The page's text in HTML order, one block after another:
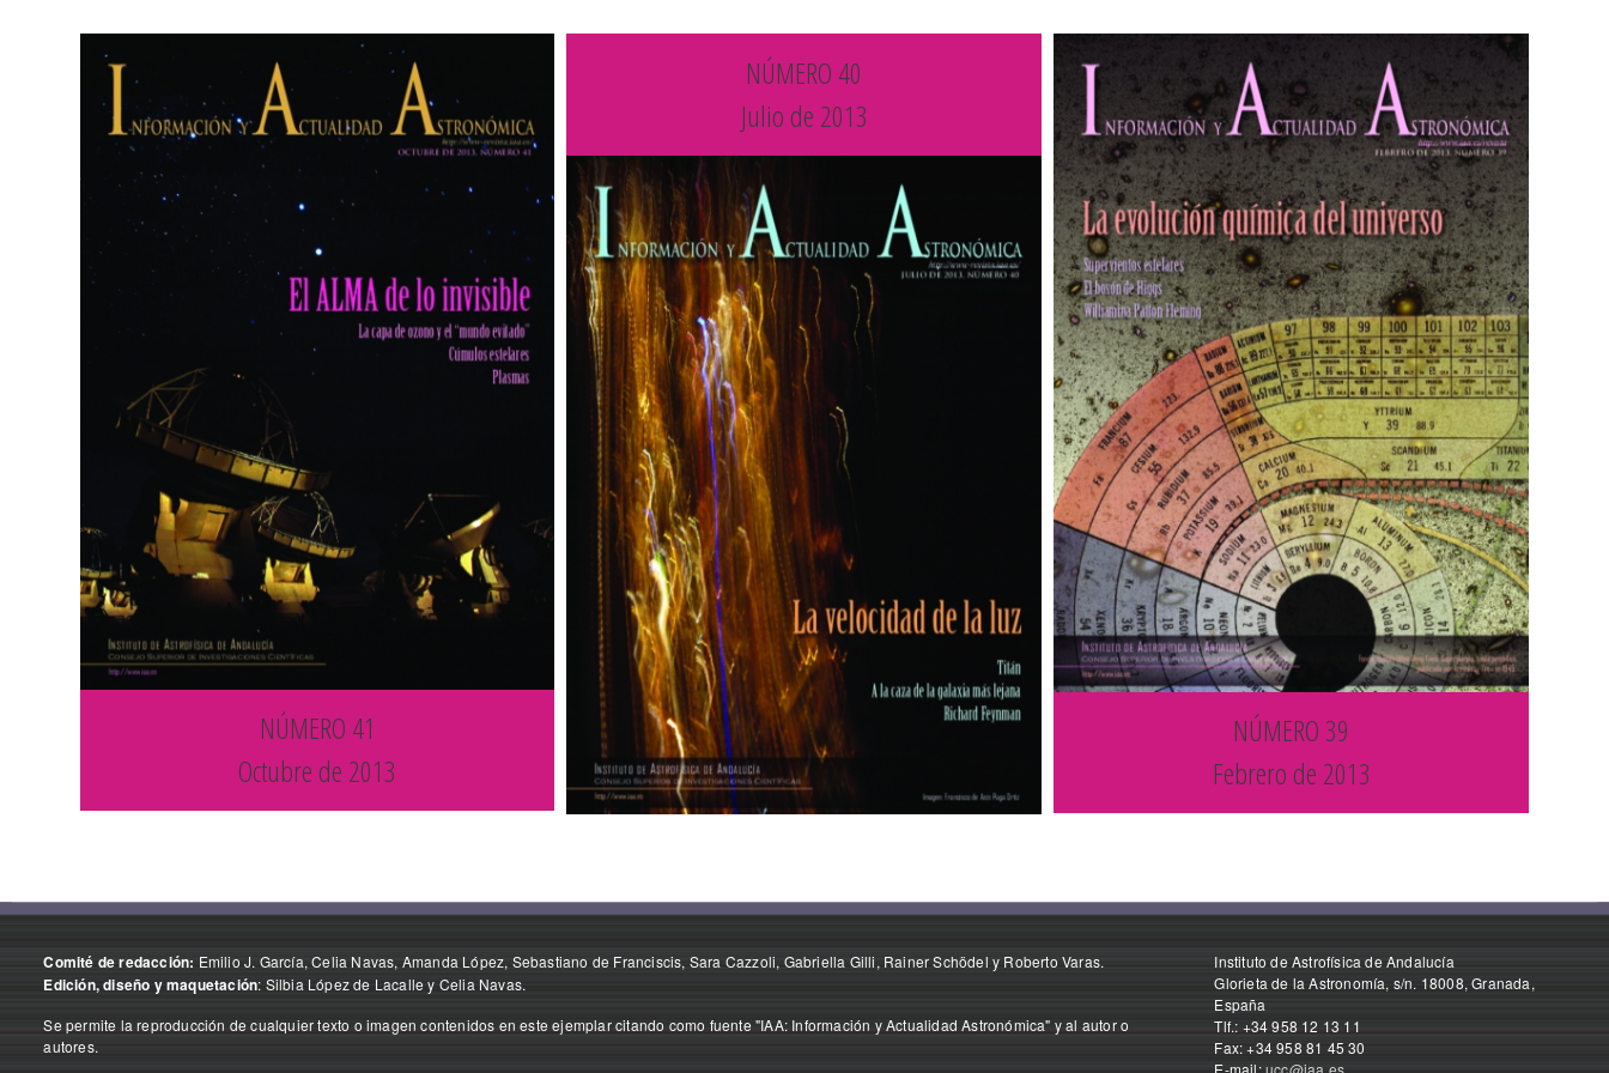
NÚMERO 41
Octubre de 2013
NÚMERO 40
Julio de 2013
NÚMERO 39
Febrero de 2013
Comité de redacción: Emilio J. García, Celia Navas, Amanda López, Sebastiano de Franciscis, Sara Cazzoli, Gabriella Gilli, Rainer Schödel y Roberto Varas.
Edición, diseño y maquetación: Silbia López de Lacalle y Celia Navas.
Se permite la reproducción de cualquier texto o imagen contenidos en este ejemplar citando como fuente "IAA: Información y Actualidad Astronómica" y al autor o
autores.
Instituto de Astrofísica de Andalucía
Glorieta de la Astronomía, s/n. 18008, Granada,
España
Tlf.: +34 958 12 13 11
Fax: +34 958 81 45 30